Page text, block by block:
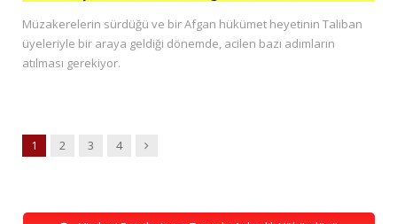
Müzakerelerin sürdüğü ve bir Afgan hükümet heyetinin Taliban
üyeleriyle bir araya geldiği dönemde, acilen bazı adımların
atılması gerekiyor.
1 2 3 4 Next